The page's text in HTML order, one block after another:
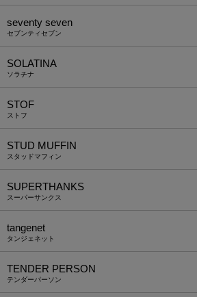
seventy seven
セブンティセブン
SOLATINA
ソラチナ
STOF
ストフ
STUD MUFFIN
スタッドマフィン
SUPERTHANKS
スーパーサンクス
tangenet
タンジェネット
TENDER PERSON
テンダーパーソン